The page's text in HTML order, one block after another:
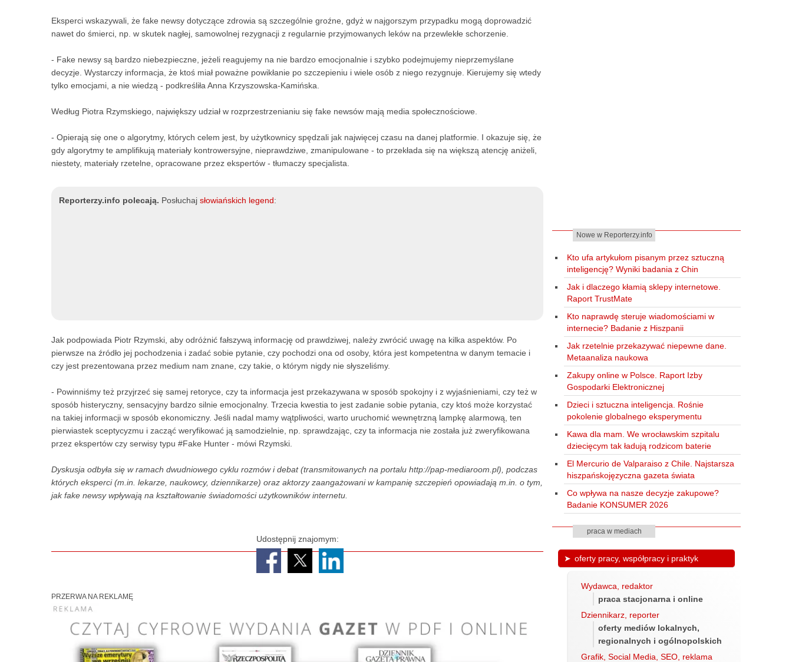
Eksperci wskazywali, że fake newsy dotyczące zdrowia są szczególnie groźne, gdyż w najgorszym przypadku mogą doprowadzić
nawet do śmierci, np. w skutek nagłej, samowolnej rezygnacji z regularnie przyjmowanych leków na przewlekłe schorzenie.
- Fake newsy są bardzo niebezpieczne, jeżeli reagujemy na nie bardzo emocjonalnie i szybko podejmujemy nieprzemyślane
decyzje. Wystarczy informacja, że ktoś miał poważne powikłanie po szczepieniu i wiele osób z niego rezygnuje. Kierujemy się wtedy
tylko emocjami, a nie wiedzą - podkreśliła Anna Krzyszowska-Kamińska.
Według Piotra Rzymskiego, największy udział w rozprzestrzenianiu się fake newsów mają media społecznościowe.
- Opierają się one o algorytmy, których celem jest, by użytkownicy spędzali jak najwięcej czasu na danej platformie. I okazuje się, że
gdy algorytmy te amplifikują materiały kontrowersyjne, nieprawdziwe, zmanipulowane - to przekłada się na większą atencję aniżeli,
niestety, materiały rzetelne, opracowane przez ekspertów - tłumaczy specjalista.
Reporterzy.info polecają. Posłuchajsłowiańskich legend :
Jak podpowiada Piotr Rzymski, aby odróżnić fałszywą informację od prawdziwej, należy zwrócić uwagę na kilka aspektów. Po
pierwsze na źródło jej pochodzenia i zadać sobie pytanie, czy pochodzi ona od osoby, która jest kompetentna w danym temacie i
czy jest prezentowana przez medium nam znane, czy takie, o którym nigdy nie słyszeliśmy.
- Powinniśmy też przyjrzeć się samej retoryce, czy ta informacja jest przekazywana w sposób spokojny i z wyjaśnieniami, czy też w
sposób histeryczny, sensacyjny bardzo silnie emocjonalny. Trzecia kwestia to jest zadanie sobie pytania, czy ktoś może korzystać
na takiej informacji w sposób ekonomiczny. Jeśli nadal mamy wątpliwości, warto uruchomić wewnętrzną lampkę alarmową, ten
pierwiastek sceptycyzmu i zacząć weryfikować ją samodzielnie, np. sprawdzając, czy ta informacja nie została już zweryfikowana
przez ekspertów czy serwisy typu #Fake Hunter - mówi Rzymski.
Dyskusja odbyła się w ramach dwudniowego cyklu rozmów i debat (transmitowanych na portalu http://pap-mediaroom.pl), podczas
których eksperci (m.in. lekarze, naukowcy, dziennikarze) oraz aktorzy zaangażowani w kampanię szczepień opowiadają m.in. o tym,
jak fake newsy wpływają na kształtowanie świadomości użytkowników internetu.
Udostępnij znajomym:
PRZERWA NA REKLAMĘ
Nowe w Reporterzy.info
Kto ufa artykułom pisanym przez sztuczną
inteligencję? Wyniki badania z Chin
Jak i dlaczego kłamią sklepy internetowe.
Raport TrustMate
Kto naprawdę steruje wiadomościami w
internecie? Badanie z Hiszpanii
Jak rzetelnie przekazywać niepewne dane.
Metaanaliza naukowa
Zakupy online w Polsce. Raport Izby
Gospodarki Elektronicznej
Dzieci i sztuczna inteligencja. Rośnie
pokolenie globalnego eksperymentu
Kawa dla mam. We wrocławskim szpitalu
dziecięcym tak ładują rodzicom baterie
El Mercurio de Valparaiso z Chile. Najstarsza
hiszpańskojęzyczna gazeta świata
Co wpływa na nasze decyzje zakupowe?
Badanie KONSUMER 2026
praca w mediach
oferty pracy, współpracy i praktyk
Wydawca, redaktor
praca stacjonarna i online
Dziennikarz, reporter
oferty mediów lokalnych,
regionalnych i ogólnopolskich
Grafik, Social Media, SEO, reklama